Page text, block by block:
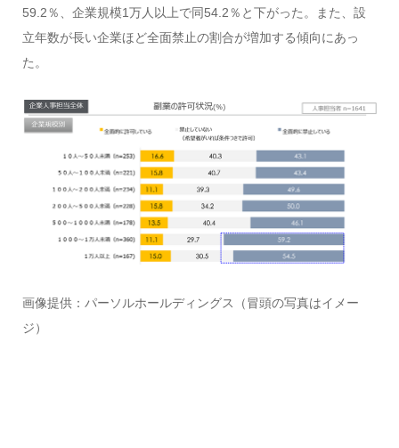
59.2％、企業規模1万人以上で同54.2％と下がった。また、設
立年数が長い企業ほど全面禁止の割合が増加する傾向にあっ
た。
画像提供：パーソルホールディングス（冒頭の写真はイメー
ジ）